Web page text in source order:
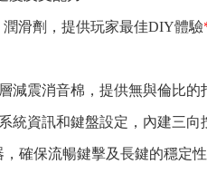
滑劑，提供玩家最佳DIY體驗
減震消音棉，提供無與倫比的
統資訊和鍵盤設定，內建三
確保流暢鍵擊及長鍵的穩定